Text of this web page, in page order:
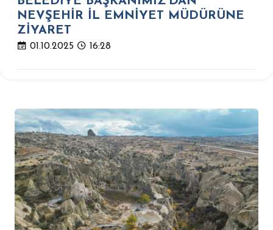
NEVŞEHİR İL EMNİYET MÜDÜRÜNE
ZİYARET
01.10.2025 16:28